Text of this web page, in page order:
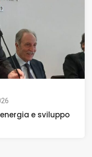
e sviluppo